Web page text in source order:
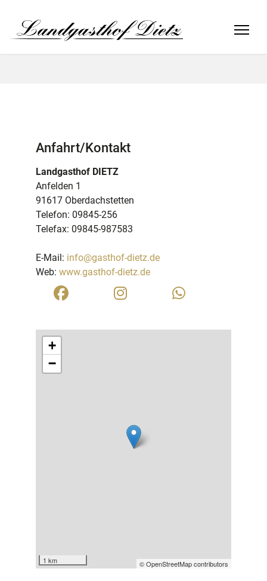
Anfahrt/Kontakt
Landgasthof DIETZ
Anfelden 1
91617 Oberdachstetten
Telefon: 09845-256
Telefax: 09845-987583
E-Mail: info@gasthof-dietz.de
Web: www.gasthof-dietz.de
+
−
1 km © OpenStreetMap contributors